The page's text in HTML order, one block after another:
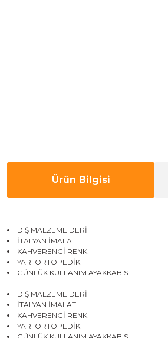
Ürün Bilgisi
DIŞ MALZEME DERİ
İTALYAN İMALAT
KAHVERENGİ RENK
YARI ORTOPEDİK
GÜNLÜK KULLANIM AYAKKABISI
DIŞ MALZEME DERİ
İTALYAN İMALAT
KAHVERENGİ RENK
YARI ORTOPEDİK